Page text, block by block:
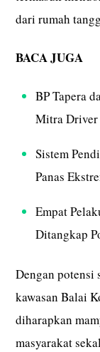
dari rumah
BACA JUGA
BP Tapera
Mitra
Sistem
Panas
Empat
Ditangkap
Dengan potensi
kawasan Balai
diharapkan
masyarakat